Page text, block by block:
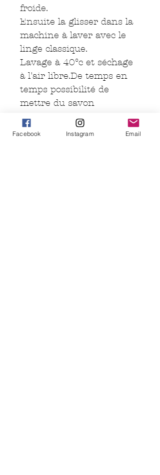
froide.
Ensuite la glisser dans la
machine à laver avec le
linge classique.
Lavage à 40°c et séchage
à l'air libre.De temps en
temps possibilité de
mettre du savon
détachant dessus ( type
savon au fiel)La small est
Facebook Instagram Email